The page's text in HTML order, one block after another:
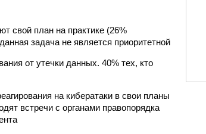
свой план на практике (26%
задача не является приоритетной
от утечки данных. 40% тех, кто
на кибератаки в свои планы
встречи с органами правопорядка